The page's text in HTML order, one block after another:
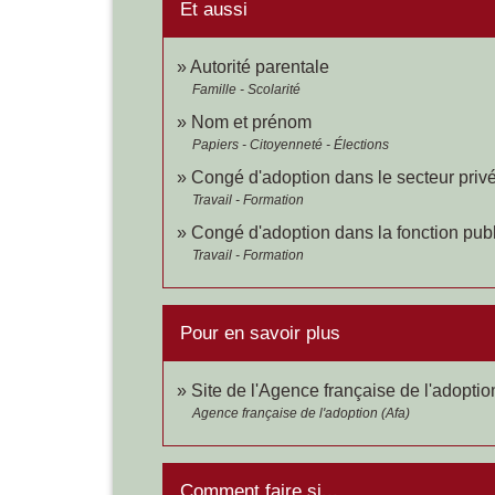
Et aussi
Autorité parentale
Famille - Scolarité
Nom et prénom
Papiers - Citoyenneté - Élections
Congé d'adoption dans le secteur
Travail - Formation
Congé d'adoption dans la fonction
Travail - Formation
Pour en savoir plus
Site de l'Agence française de
Agence française de l'adoption (Afa)